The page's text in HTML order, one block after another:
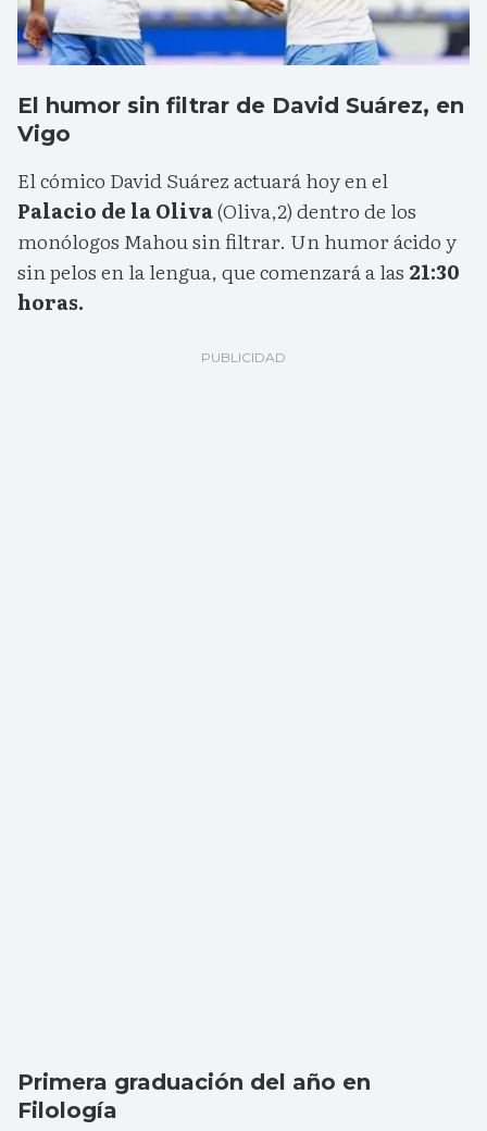
El humor sin filtrar de David Suárez, en
Vigo
El cómico David Suárez actuará hoy en el
Palacio de la Oliva(Oliva,2) dentro de los
monólogos Mahou sin filtrar. Un humor ácido y
sin pelos en la lengua, que comenzará a las 21:30
horas.
Primera graduación del año en
Filología